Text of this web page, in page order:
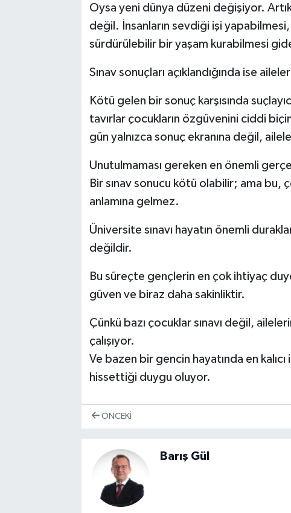
Oysa yeni dünya düzeni değişiyor.
değil. İnsanların sevdiği işi
sürdürülebilir bir yaşam kurabilmesi
Sınav sonuçları açıklandığında ise
Kötü gelen bir sonuç karşısında
tavırlar çocukların özgüvenini ciddi
gün yalnızca sonuç ekranına değil,
Unutulmaması gereken en önemli
Bir sınav sonucu kötü olabilir; ama bu,
anlamına gelmez.
Üniversite sınavı hayatın önemli
değildir.
Bu süreçte gençlerin en çok ihtiyaç
güven ve biraz daha sakinliktir.
Çünkü bazı çocuklar sınavı değil,
çalışıyor.
Ve bazen bir gencin hayatında en
hissettiği duygu oluyor.
ÖNCEKI
Barış Gül